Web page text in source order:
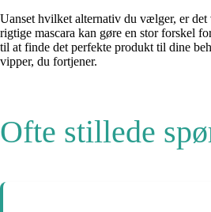
Uanset hvilket alternativ du vælger, er det
rigtige mascara kan gøre en stor forskel
til at finde det perfekte produkt til dine
vipper, du fortjener.
Ofte stillede